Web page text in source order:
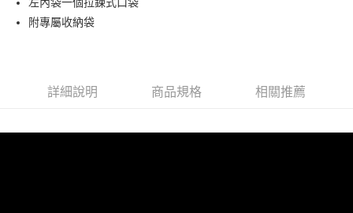
運送方式
宅配(離島)
附專屬收納袋
詳細說明 商品規格 相關推薦